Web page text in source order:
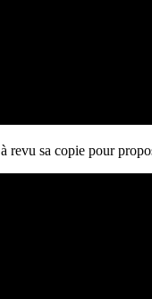
revu sa copie pour